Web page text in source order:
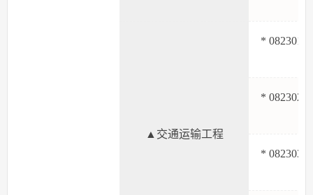
▲交通运输工程
* 082301
* 082302
* 082303